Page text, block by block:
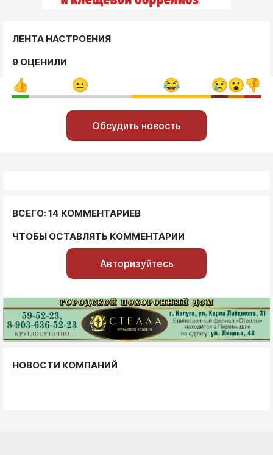
ЛЕНТА НАСТРОЕНИЯ
9 ОЦЕНИЛИ
Обсудить новость
ВСЕГО: 14 КОММЕНТАРИЕВ
ЧТОБЫ ОСТАВЛЯТЬ КОММЕНТАРИИ
Авторизуйтесь
НОВОСТИ КОМПАНИЙ